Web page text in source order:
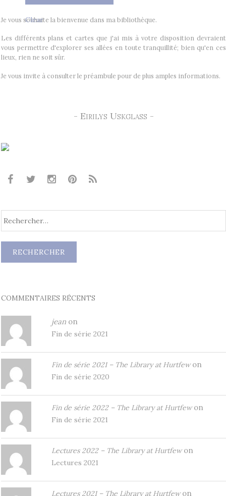
Clear
Je vous souhaite la bienvenue dans ma bibliothèque.
Les différents plans et cartes que j'ai mis à votre disposition devraient
vous permettre d'explorer ses allées en toute tranquillité; bien qu'en ces
lieux, rien ne soit sûr.
Je vous invite à consulter le préambule pour de plus amples informations.
- Eirilys Uskglass -
COMMENTAIRES RÉCENTS
jean on
Fin de série 2021
Fin de série 2021 – The Library at Hurtfewon
Fin de série 2020
Fin de série 2022 – The Library at Hurtfewon
Fin de série 2021
Lectures 2022 – The Library at Hurtfewon
Lectures 2021
Lectures 2021 – The Library at Hurtfewon